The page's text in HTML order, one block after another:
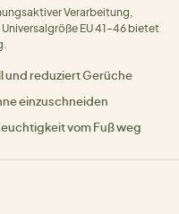
Verarbeitung,
EU 41–46 bietet
und reduziert Gerüche
einzuschneiden
vom Fuß weg